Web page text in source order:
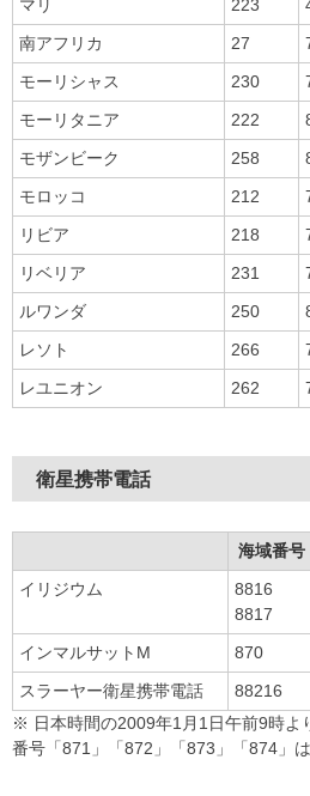
マリ 223
南アフリカ
27
モーリシャス
230
モーリタニア
222
モザンビーク
258
モロッコ
212
リビア
218
リベリア
231
ルワンダ
250
レソト
266
レユニオン
262
衛星携帯電話
海域番号
イリジウム
8816
8817
インマルサットM 870
スラーヤー衛星携帯電話
88216
※ 日本時間の2009年1月1日午前9時よ
番号「871」「872」「873」「874」